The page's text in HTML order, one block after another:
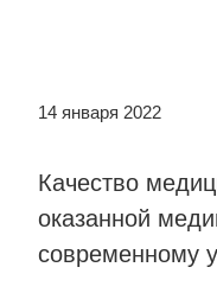
14 января 2022
Качество
оказанной
современному